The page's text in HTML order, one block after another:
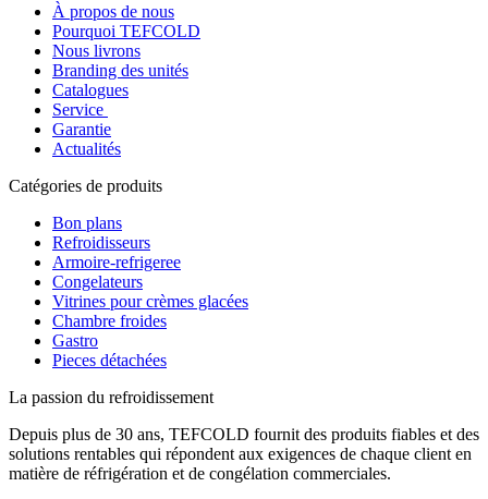
À propos de nous
Pourquoi TEFCOLD
Nous livrons
Branding des unités
Catalogues
Service
Garantie
Actualités
Catégories de produits
Bon plans
Refroidisseurs
Armoire-refrigeree
Congelateurs
Vitrines pour crèmes glacées
Chambre froides
Gastro
Pieces détachées
La passion du refroidissement
Depuis plus de 30 ans, TEFCOLD fournit des produits fiables et des
solutions rentables qui répondent aux exigences de chaque client en
matière de réfrigération et de congélation commerciales.